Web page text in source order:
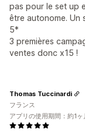
pas pour le set up
être autonome. Un
5*
3 premières
ventes donc x15 !
Thomas Tuccinardi
フランス
アプリの使用期間：約1ヶ